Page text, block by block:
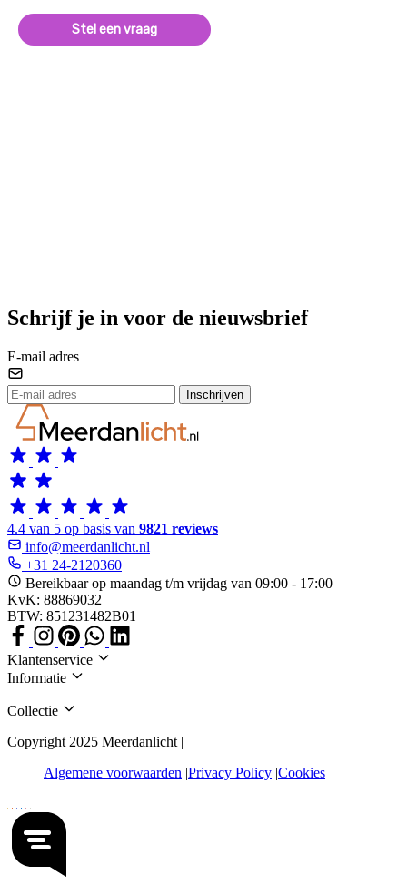
Stel een vraag
Schrijf je in voor de nieuwsbrief
E-mail adres
Inschrijven
4.4 van 5 op basis van 9821 reviews
info@meerdanlicht.nl
+31 24-2120360
Bereikbaar op maandag t/m vrijdag van 09:00 - 17:00
KvK: 88869032
BTW: 851231482B01
Klantenservice
Informatie
Collectie
Copyright 2025 Meerdanlicht |
Algemene voorwaarden Privacy Policy Cookies